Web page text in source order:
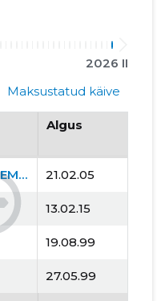
2026 II
Maksustatud käive
Algus
BALTIC COMPUTER SYSTEMS AS 21.02.05
13.02.15
19.08.99
27.05.99